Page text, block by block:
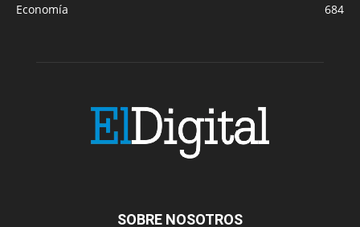
Economía
684
SOBRE NOSOTROS